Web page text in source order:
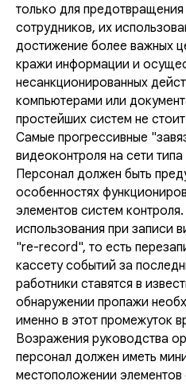
только для
сотрудников, их
достижение более важных
кражи информации и
несанкционированных
компьютерами или
простейших систем не
Самые прогрессивные
видеоконтроля на сети
Персонал должен быть
особенностях
элементов систем
использования при записи
"re-record", то есть
кассету событий за
работники ставятся в
обнаружении пропажи
именно в этот промежуток
Возражения руководства
персонал должен иметь
местоположении